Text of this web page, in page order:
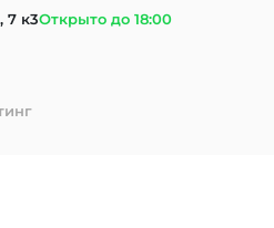
7 к3Открыто до 18:00